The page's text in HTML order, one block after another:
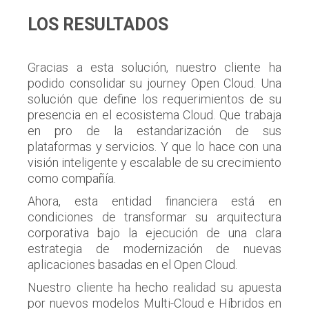
LOS RESULTADOS
Gracias a esta solución, nuestro cliente ha
podido consolidar su journey Open Cloud. Una
solución que define los requerimientos de su
presencia en el ecosistema Cloud. Que trabaja
en pro de la estandarización de sus
plataformas y servicios. Y que lo hace con una
visión inteligente y escalable de su crecimiento
como compañía.
Ahora, esta entidad financiera está en
condiciones de transformar su arquitectura
corporativa bajo la ejecución de una clara
estrategia de modernización de nuevas
aplicaciones basadas en el Open Cloud.
Nuestro cliente ha hecho realidad su apuesta
por nuevos modelos Multi-Cloud e Híbridos en